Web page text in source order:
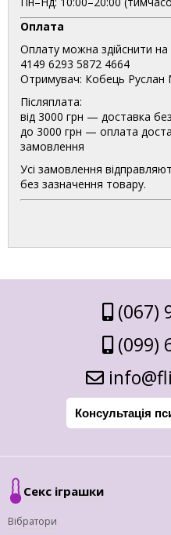
Оплата
Оплату можна здійснити
4149 6293 5872 4664
Отримувач: Кобець Руслан
Післяплата:
від 3000 грн — доставка
до 3000 грн — оплата
замовлення
Усі замовлення
без зазначення товару.
(067)
(099)
Консультація
Секс іграшки
Вібратори